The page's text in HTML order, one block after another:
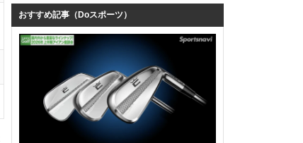
おすすめ記事（Doスポーツ）